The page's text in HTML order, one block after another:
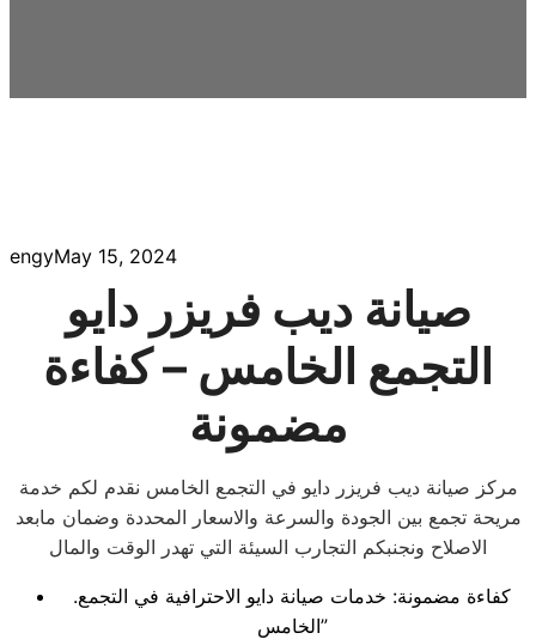
engyMay 15, 2024
صيانة ديب فريزر دايو
التجمع الخامس – كفاءة
مضمونة
مركز صيانة ديب فريزر دايو في التجمع الخامس نقدم لكم خدمة
مريحة تجمع بين الجودة والسرعة والاسعار المحددة وضمان مابعد
الاصلاح ونجنبكم التجارب السيئة التي تهدر الوقت والمال
.كفاءة مضمونة: خدمات صيانة دايو الاحترافية في التجمع
الخامس”